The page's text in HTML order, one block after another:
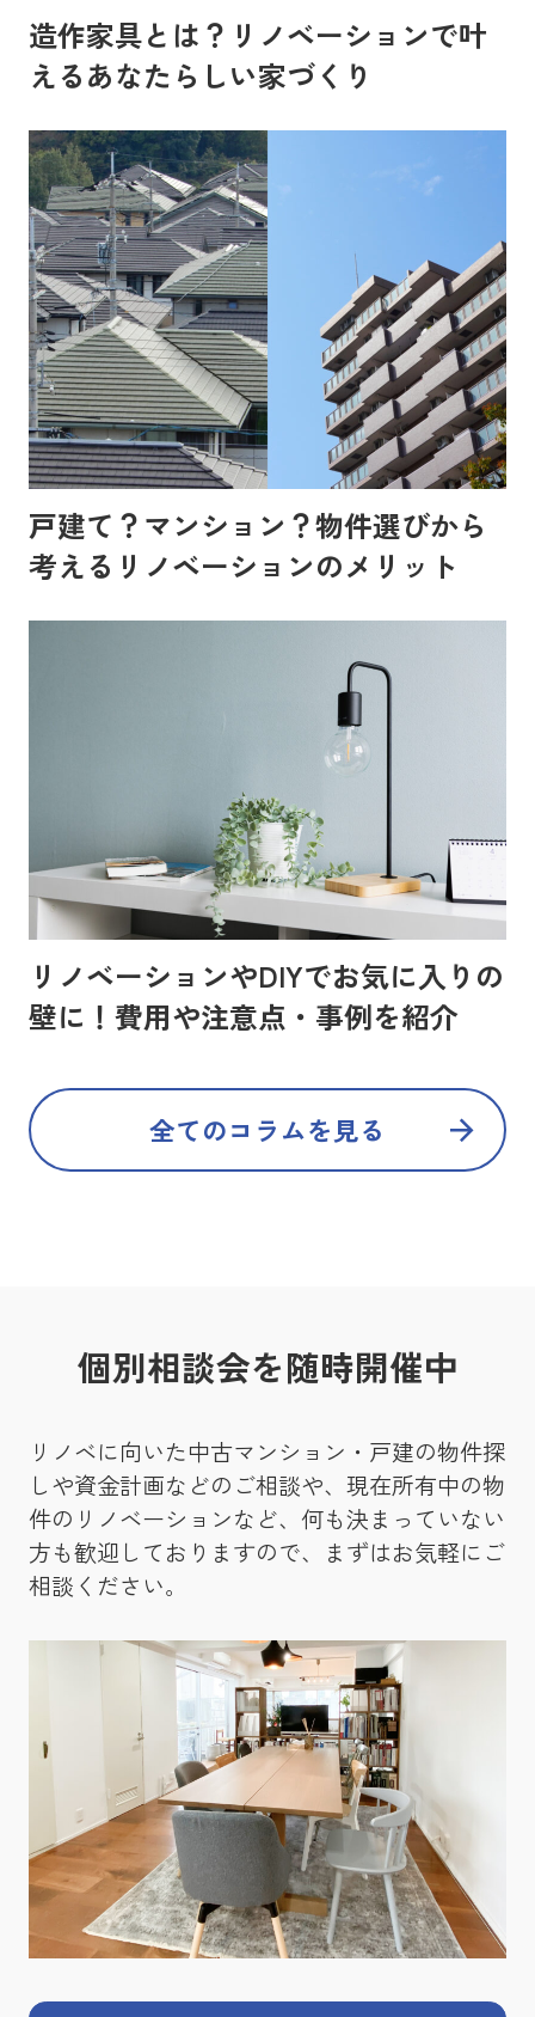
造作家具とは？リノベーションで叶
えるあなたらしい家づくり
戸建て？マンション？物件選びから
考えるリノベーションのメリット
リノベーションやDIYでお気に入りの
壁に！費用や注意点・事例を紹介
全てのコラムを見る
個別相談会を随時開催中
リノベに向いた中古マンション・戸建の物件探
しや資金計画などのご相談や、現在所有中の物
件のリノベーションなど、何も決まっていない
方も歓迎しておりますので、まずはお気軽にご
相談ください。